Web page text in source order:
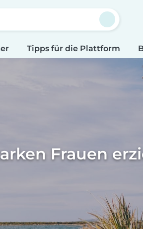
Tipps für die Plattform
Frauen